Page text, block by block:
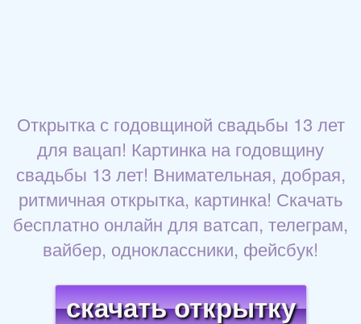
Открытка с годовщиной свадьбы 13 лет
для вацап! Картинка на годовщину
свадьбы 13 лет! Внимательная, добрая,
ритмичная открытка, картинка! Скачать
бесплатно онлайн для ватсап, телеграм,
вайбер, одноклассники, фейсбук!
скачать открытку